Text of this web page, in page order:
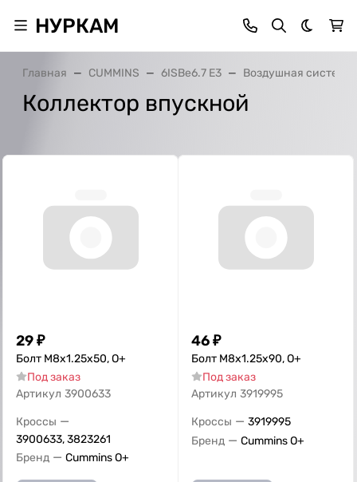
НУРКАМ Темная
Главная CUMMINS 6ISBe6.7 E3 Воздушная система
Коллектор впускной
29₽
Болт M8x1.25x50, О+
Под заказ
Артикул 3900633
Кроссы —
3900633, 3823261
Бренд — Cummins O+
46₽
Болт M8x1.25x90, О+
Под заказ
Артикул 3919995
Кроссы — 3919995
Бренд — Cummins O+